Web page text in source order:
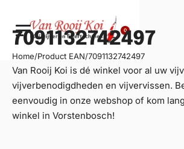
0
7091132742497
Home/Product EAN/7091132742497
Van Rooij Koi is dé winkel voor al uw
vijverbenodigdheden en vijvervissen.
eenvoudig in onze webshop of kom
winkel in Vorstenbosch!